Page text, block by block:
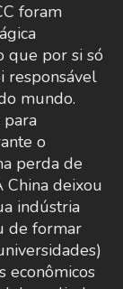
foram
que por si só
responsável
mundo.
para
o
perda de
China deixou
indústria
de formar
econômicos